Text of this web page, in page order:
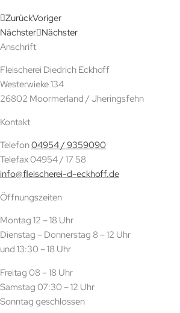
ZurückVoriger
Nächster Nächster
Anschrift
Fleischerei Diedrich Eckhoff
Westerwieke 134
26802 Moormerland / Jheringsfehn
Kontakt
Telefon04954 / 9359090
Telefax 04954 / 17 58
info@fleischerei-d-eckhoff.de
Öffnungszeiten
Montag 12 – 18 Uhr
Dienstag – Donnerstag 8 – 12 Uhr
und 13:30 – 18 Uhr
Freitag 08 – 18 Uhr
Samstag 07:30 – 12 Uhr
Sonntag geschlossen